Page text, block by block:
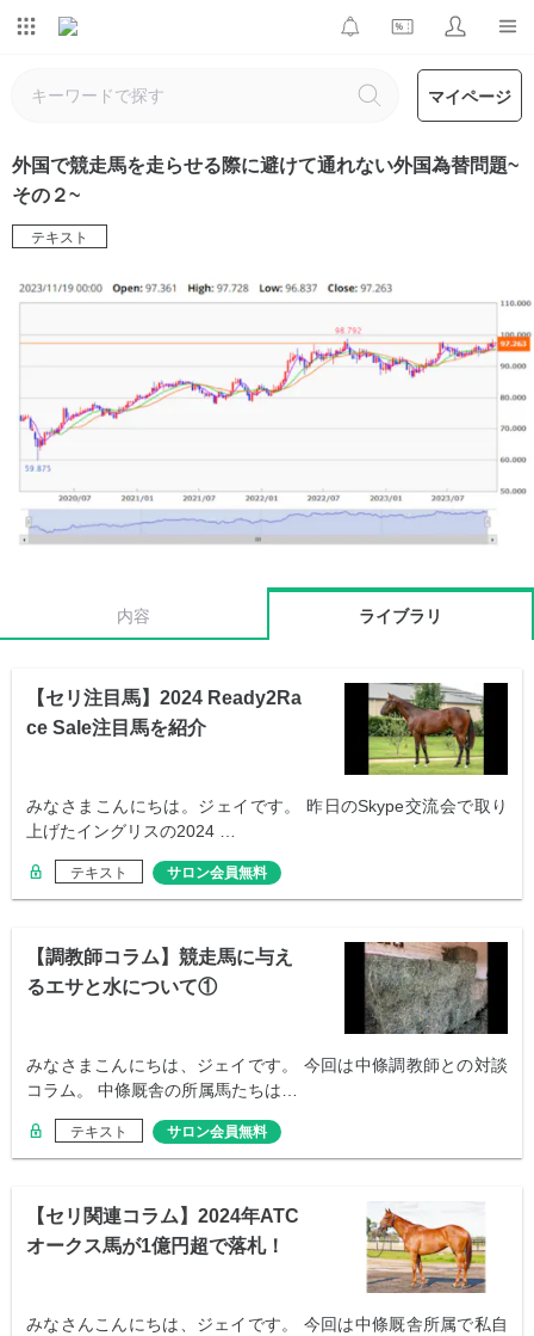
マイページ
外国で競走馬を走らせる際に避けて通れない外国為替問題~
その２~
テキスト
内容 ライブラリ
【セリ注目馬】2024 Ready2Ra
ce Sale注目馬を紹介
みなさまこんにちは。ジェイです。 昨日のSkype交流会で取り
上げたイングリスの2024 …
テキスト サロン会員無料
【調教師コラム】競走馬に与え
るエサと水について①
みなさまこんにちは、ジェイです。 今回は中條調教師との対談
コラム。 中條厩舎の所属馬たちは…
テキスト サロン会員無料
【セリ関連コラム】2024年ATC
オークス馬が1億円超で落札！
みなさんこんにちは、ジェイです。 今回は中條厩舎所属で私自